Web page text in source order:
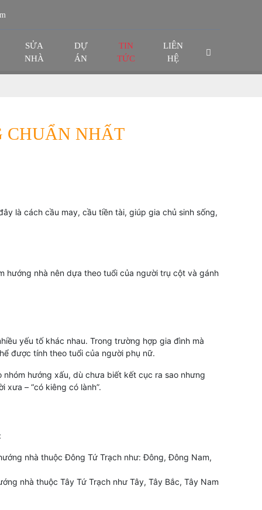
SỬA
NHÀ
DỰ
ÁN
TIN
TỨC
LIÊN
HỆ
CHUẨN NHẤT
là cách cầu may, cầu tiền tài, giúp gia chủ sinh sống,
hướng nhà nên dựa theo tuổi của người trụ cột và gánh
yếu tố khác nhau. Trong trường hợp gia đình mà
được tính theo tuổi của người phụ nữ.
hướng xấu, dù chưa biết kết cục ra sao nhưng
– “có kiêng có lành”.
nhà thuộc Đông Tứ Trạch như: Đông, Đông Nam,
nhà thuộc Tây Tứ Trạch như Tây, Tây Bắc, Tây Nam